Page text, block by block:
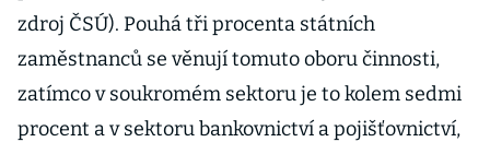
zdroj ČSÚ). Pouhá tři procenta státních
zaměstnanců se věnují tomuto oboru činnosti,
zatímco v soukromém sektoru je to kolem sedmi
procent a v sektoru bankovnictví a pojišťovnictví,